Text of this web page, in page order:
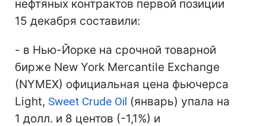
нефтяных контрактов первой позиции
15 декабря составили:
- в Нью-Йорке на срочной товарной
бирже New York Mercantile Exchange
(NYMEX) официальная цена фьючерса
Light, Sweet Crude Oil (январь) упала на
1 долл. и 8 центов (-1,1%) и